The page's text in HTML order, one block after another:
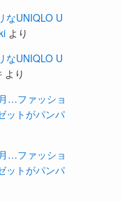
なUNIQLO U
より
なUNIQLO U
より
…ファッショ
ットがパンパ
…ファッショ
ットがパンパ